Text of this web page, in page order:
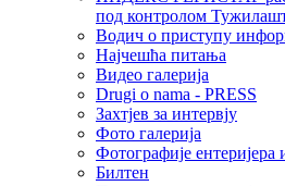
под контролом
Водич о приступу
Најчешћа питања
Видео галерија
Drugi o nama - PRESS
Захтјев за интервју
Фото галерија
Фотографије ентеријера
Билтен